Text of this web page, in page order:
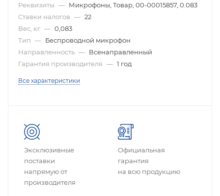
Реквизиты — Микрофоны, Товар, 00-00015857, 0.083
Ставки налогов — 22
Вес, кг — 0,083
Тип — Беспроводной микрофон
Направленность — Всенаправленный
Гарантия производителя — 1 год
Все характеристики
Эксклюзивные
поставки
напрямую от
производителя
Официальная
гарантия
на всю продукцию